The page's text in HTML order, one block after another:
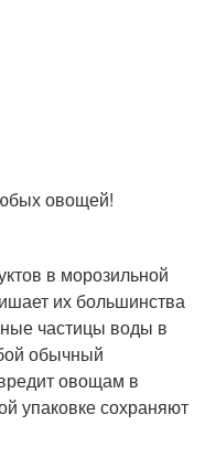
овощей!
в морозильной
их большинства
частицы воды в
обычный
овощам в
упаковке сохраняют